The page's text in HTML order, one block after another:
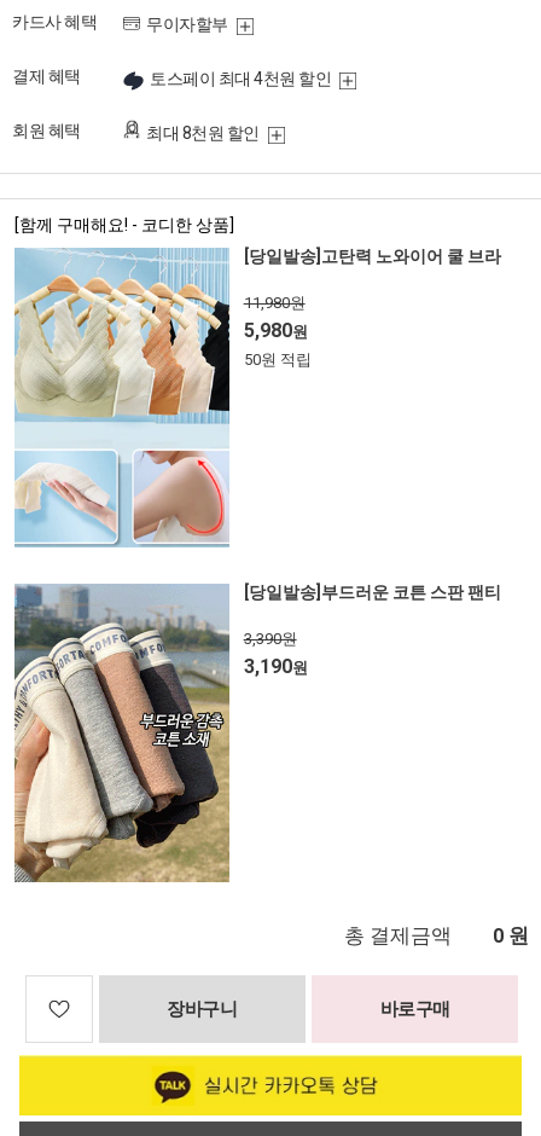
카드사 혜택 무이자할부
결제 혜택 토스페이 최대 4천원 할인
회원 혜택 최대 8천원 할인
[함께 구매해요! - 코디한 상품]
[당일발송]고탄력 노와이어 쿨 브라
11,980원
5,980원
50원 적립
[당일발송]부드러운 코튼 스판 팬티
3,390원
3,190원
총 결제금액 0 원
장바구니 바로구매